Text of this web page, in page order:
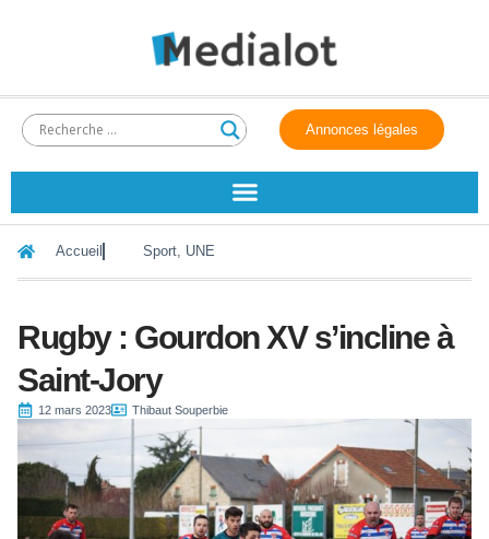
Annonces légales
Accueil Sport, UNE
Rugby : Gourdon XV s’incline à
Saint-Jory
12 mars 2023 Thibaut Souperbie